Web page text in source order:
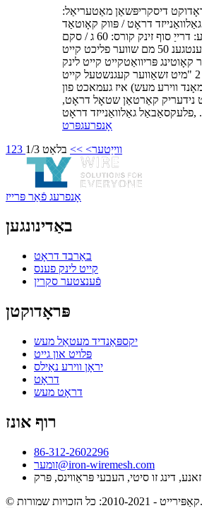
דיסקריפּשאַן מאַטעריאַל:
דראָט / פּווק קאָוטאַד
דראָט סעלוואַגע: דרייַ סוף זינק קורס: 60 ג / סקם
לאָך גרייס: 50 רענטגענ 50 מם שווער פליכט קייט
קאָוטינג פּריוואַטקייט קייט לינק
פעסאַנסינג ייגל 2 "מיט זשאַווער קעגנשטעל קייט
ווירע מעש) איז געמאכט פון
נידעריק קאַרטאַן שטאָל דראָט,
דראָט, ...
אָנפרעגפּרט
1 23 ווייַטער> >> בלאַט 1/3
אָנפרעג פֿאַר פּרייז
באַדינונגען
באַרבד דראָט
קייט לינק פענס
פֿענצטער סקרין
פּראָדוקטן
יקספּאַנדיד מעטאַל מעש
פּלויט און גייט
יראָן ווירע נאַילס
דראָט
דראָט מעש
רוף אונז
86-312-2602296
זומער@iron-wiremesh.com
© קאַפּירייט - 2010-2021: כל הזכויות שמורות.